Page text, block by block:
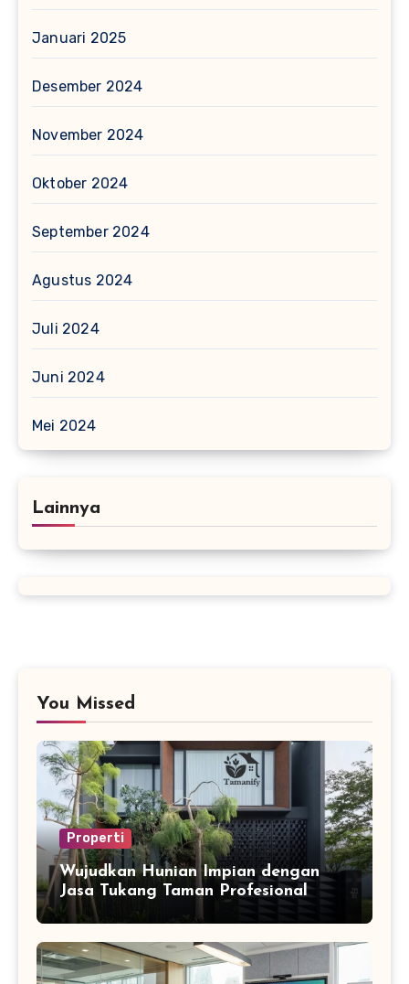
Januari 2025
Desember 2024
November 2024
Oktober 2024
September 2024
Agustus 2024
Juli 2024
Juni 2024
Mei 2024
Lainnya
You Missed
Properti
Wujudkan Hunian Impian dengan
Jasa Tukang Taman Profesional